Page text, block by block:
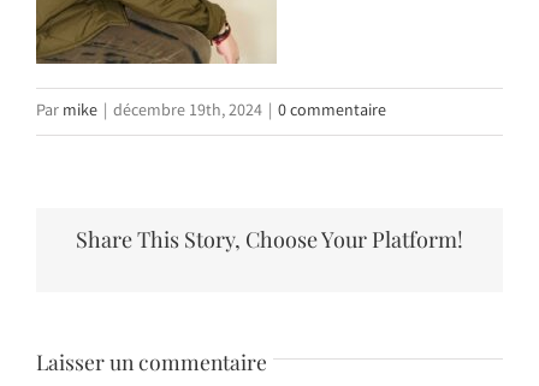
Par mike décembre 19th, 2024 0 commentaire
Share This Story, Choose Your Platform!
Laisser un commentaire